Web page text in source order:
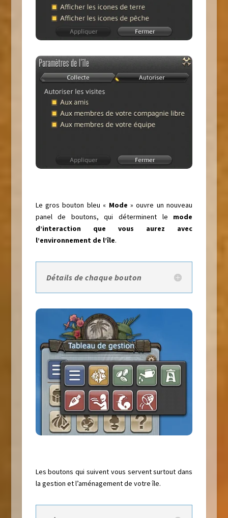
Le gros bouton bleu « Mode » ouvre un nouveau
panel de boutons, qui déterminent le mode
d’interaction que vous aurez avec
l’environnement de l’île.
Détails de chaque bouton
Les boutons qui suivent vous servent surtout dans
la gestion et l’aménagement de votre île.